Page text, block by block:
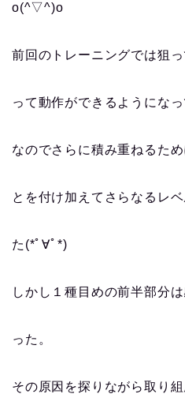
o(^▽^)o
前回のトレーニングでは狙
って動作ができるようになっ
なのでさらに積み重ねるた
とを付け加えてさらなるレ
た(*ﾟ∀ﾟ*)
しかし１種目めの前半部分
った。
その原因を探りながら取り